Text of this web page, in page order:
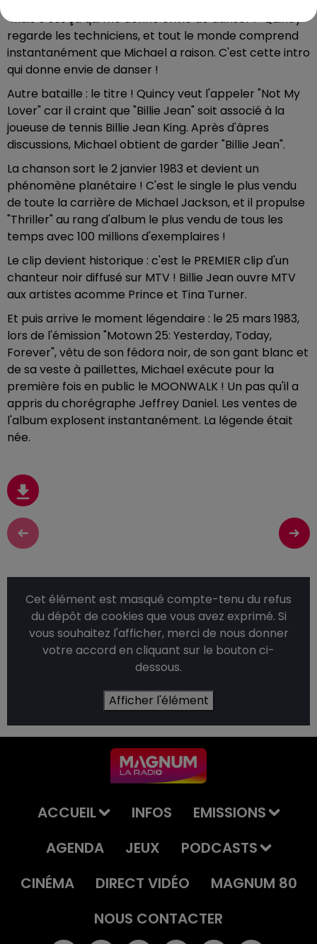
"Mais c'est ça qui me donne envie de danser !" Quincy
regarde les techniciens, et tout le monde comprend
instantanément que Michael a raison. C'est cette intro
qui donne envie de danser !
Autre bataille : le titre ! Quincy veut l'appeler "Not My
Lover" car il craint que "Billie Jean" soit associé à la
joueuse de tennis Billie Jean King. Après d'âpres
discussions, Michael obtient de garder "Billie Jean".
La chanson sort le 2 janvier 1983 et devient un
phénomène planétaire ! C'est le single le plus vendu
de toute la carrière de Michael Jackson, et il propulse
"Thriller" au rang d'album le plus vendu de tous les
temps avec 100 millions d'exemplaires !
Le clip devient historique : c'est le PREMIER clip d'un
chanteur noir diffusé sur MTV ! Billie Jean ouvre MTV
aux artistes acomme Prince et Tina Turner.
Et puis arrive le moment légendaire : le 25 mars 1983,
lors de l'émission "Motown 25: Yesterday, Today,
Forever", vêtu de son fédora noir, de son gant blanc et
de sa veste à paillettes, Michael exécute pour la
première fois en public le MOONWALK ! Un pas qu'il a
appris du chorégraphe Jeffrey Daniel. Les ventes de
l'album explosent instantanément. La légende était
née.
Cet élément est masqué compte-tenu du refus
du dépôt de cookies que vous avez exprimé. Si
vous souhaitez l'afficher, merci de nous donner
votre accord en cliquant sur le bouton ci-
dessous.
Afficher l'élément
ACCUEIL INFOS
EMISSIONS
AGENDA
JEUX
PODCASTS
CINÉMA
DIRECT VIDÉO
MAGNUM 80
NOUS CONTACTER